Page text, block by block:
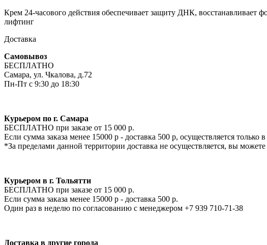
Крем 24-часового действия обеспечивает защиту ДНК,
лифтинг
Доставка
Самовывоз
БЕСПЛАТНО
Самара, ул. Чкалова, д.72
Пн-Пт с 9:30 до 18:30
Курьером по г. Самара
БЕСПЛАТНО при заказе от 15 000 р.
Если сумма заказа менее 15000 р - доставка 500 р, осуществляется
*За пределами данной территории доставка не осуществляется, вы можете
Курьером в г. Тольятти
БЕСПЛАТНО при заказе от 15 000 р.
Если сумма заказа менее 15000 р - доставка 500 р.
Один раз в неделю по согласованию с менеджером +7 939 710-71-38
Доставка в другие города